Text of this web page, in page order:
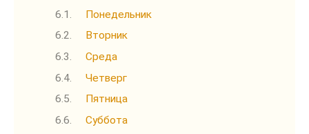
Понедельник
Вторник
Среда
Четверг
Пятница
Суббота